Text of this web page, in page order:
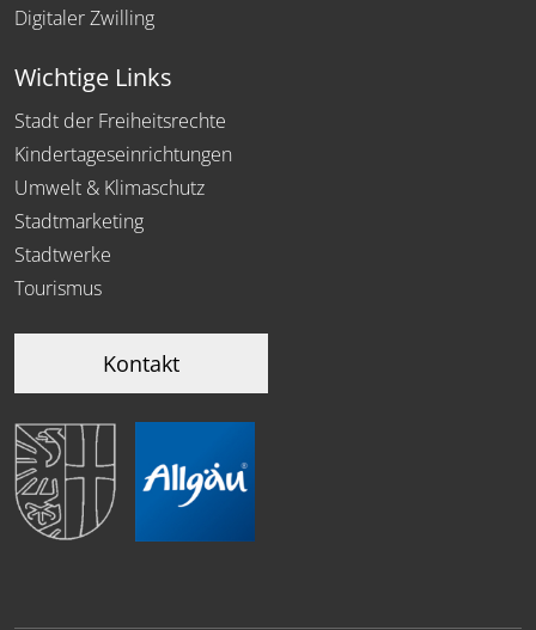
Digitaler Zwilling
Wichtige Links
Stadt der Freiheitsrechte
Kindertageseinrichtungen
Umwelt & Klimaschutz
Stadtmarketing
Stadtwerke
Tourismus
Kontakt